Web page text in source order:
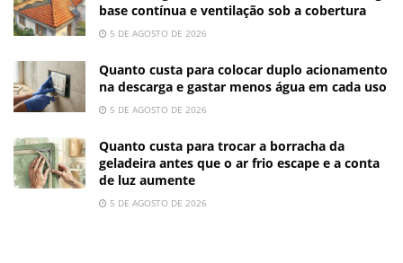
base contínua e ventilação sob a cobertura
5 DE AGOSTO DE 2026
Quanto custa para colocar duplo acionamento
na descarga e gastar menos água em cada uso
5 DE AGOSTO DE 2026
Quanto custa para trocar a borracha da
geladeira antes que o ar frio escape e a conta
de luz aumente
5 DE AGOSTO DE 2026